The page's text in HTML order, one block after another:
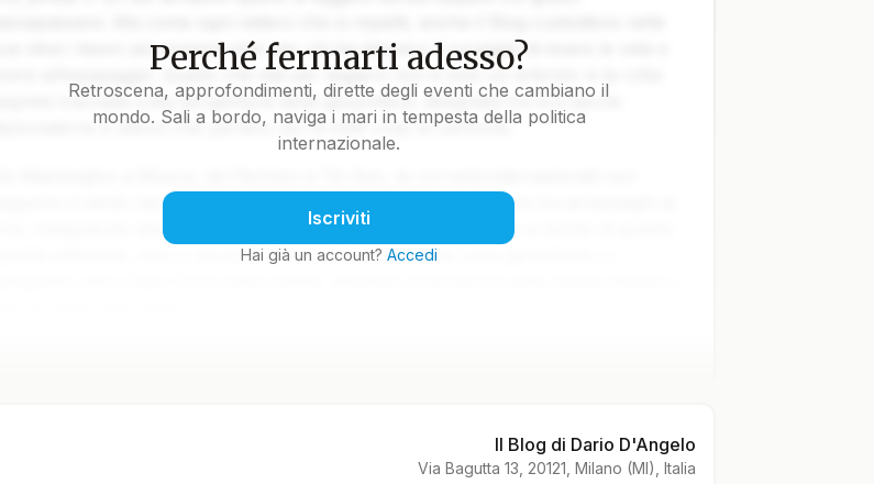
sue stive i tesori più preziosi solo per chi ha davvero il coraggio di issare le vele e
unirsi all’equipaggio. Quello che stai per leggere non è solo un articolo: è la rotta
segreta tracciata sulla pergamena della geopolitica, disegnata tra burrasche
diplomatiche e silenzi che parlano più di mille colpi di cannone.
seguono il vento ma il calcolo. Gli ammiragli della Terra navigano tra arcipelaghi di
crisi, inseguendo alleanze come fari intermittenti nella notte. Ma a bordo di questa
goletta editoriale, non ci accontentiamo di tracciare una rotta già battuta: ci
una bussola fatta di analisi lucida, contesto e memoria. E noi ce l'abbiamo. Dai,
pirata: arruolati tra chi non si limita a guardare il mare, ma lo attraversa per
Perché fermarti adesso?
Retroscena, approfondimenti, dirette degli eventi che cambiano il
mondo. Sali a bordo, naviga i mari in tempesta della politica
internazionale.
Iscriviti
Hai già un account? Accedi
Il Blog di Dario D'Angelo
Via Bagutta 13, 20121, Milano (MI), Italia